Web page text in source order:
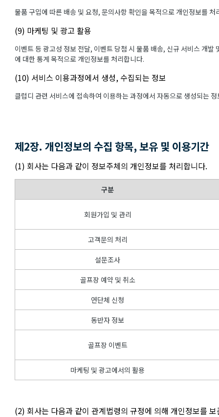
물품 구입에 따른 배송 및 요청, 문의사항 확인을 목적으로 개인정보를 처
(9) 마케팅 및 광고 활용
이벤트 등 광고성 정보 전달, 이벤트 당첨 시 물품 배송, 신규 서비스 개
에 대한 통계 목적으로 개인정보를 처리합니다.
(10) 서비스 이용과정에서 생성, 수집되는 정보
클럽디 관련 서비스에 접속하여 이용하는 과정에서 자동으로 생성되는
제2장. 개인정보의 수집 항목, 보유 및 이용기간
(1) 회사는 다음과 같이 정보주체의 개인정보를 처리합니다.
구분
회원가입 및 관리
고객문의 처리
설문조사
골프장 예약 및 취소
연단체 신청
동반자 정보
골프장 이벤트
마케팅 및 광고에서의 활용
(2) 회사는 다음과 같이 관계법령의 규정에 의해 개인정보를